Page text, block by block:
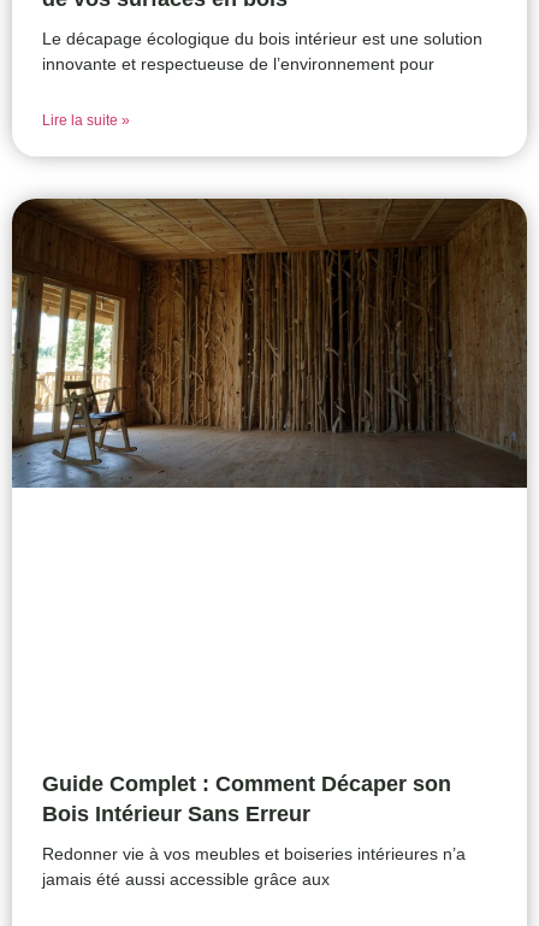
Le décapage écologique du bois intérieur est une solution
innovante et respectueuse de l’environnement pour
Lire la suite »
Guide Complet : Comment Décaper son
Bois Intérieur Sans Erreur
Redonner vie à vos meubles et boiseries intérieures n’a
jamais été aussi accessible grâce aux